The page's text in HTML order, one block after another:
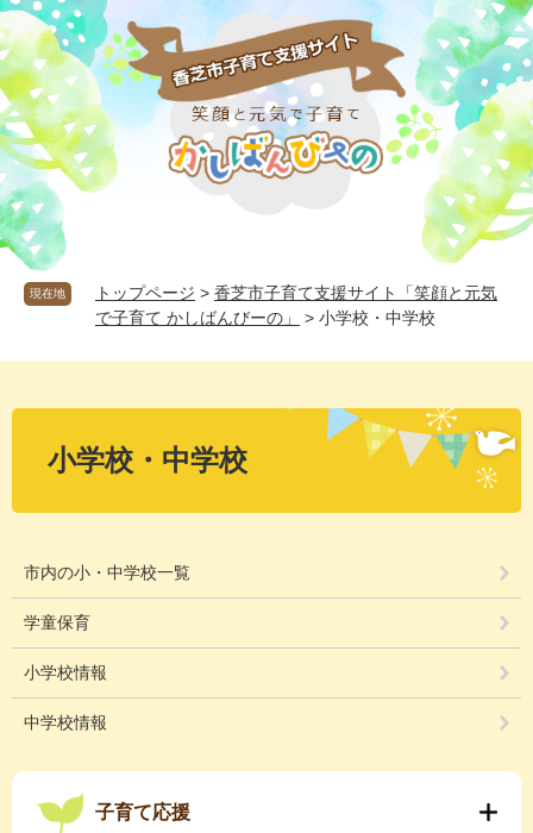
ペ
ー
ジ
の
先
頭
で
す
。
メ
ニ
ュ
ー
を
飛
ば
し
て
本
文
現在地 トップページ > 香芝市子育て支援サイト「笑顔と元気
で子育て かしばんびーの」
> 小学校・中学校
文
小学校・中学校
市内の小・中学校一覧
学童保育
小学校情報
中学校情報
子育て応援